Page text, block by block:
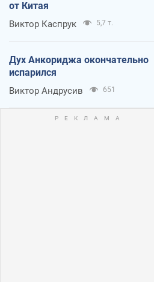
от Китая
Виктор Каспрук 5,7 т.
Дух Анкориджа окончательно
испарился
Виктор Андрусив 651